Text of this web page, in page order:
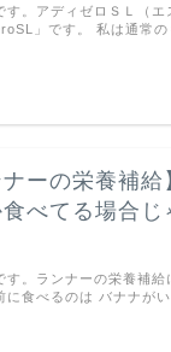
す。アディゼロＳＬ（
」です。 私は通常
ナーの栄養補
べてる場合
す。ランナーの栄養補
に食べるのは バナナが